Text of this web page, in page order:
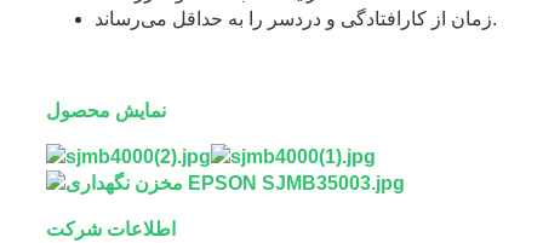
زمان از کارافتادگی و دردسر را به حداقل می‌رساند.
نمایش محصول
اطلاعات شرکت